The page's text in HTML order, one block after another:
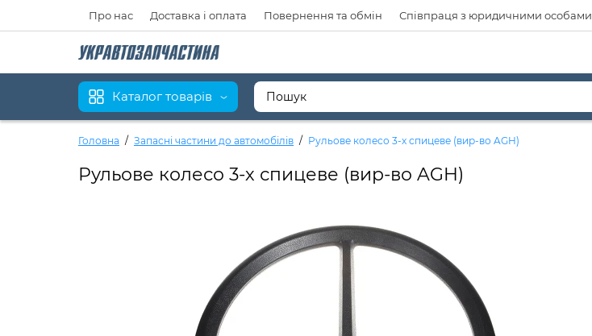
Про нас Доставка і оплата Повернення та обмін Співпраця з юридичними особами
Каталог товарів
Головна Запасні частини до автомобілів Рульове колесо 3-х спицеве (вир-во AGH)
Рульове колесо 3-х спицеве (вир-во AGH)